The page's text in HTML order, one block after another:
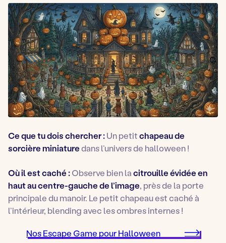
Ce que tu dois chercher :Un petitchapeau de
sorcière miniaturedans l’univers de halloween !
Où il est caché :Observe bien lacitrouille évidée en
haut au centre-gauche de l’image, près de la porte
principale du manoir. Le petit chapeau est caché à
l’intérieur, blending avec les ombres internes !
Nos Escape Game pour Halloween